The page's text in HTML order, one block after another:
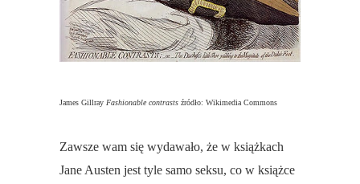
James Gillray Fashionable contrasts źródło: Wikimedia Commons
Zawsze wam się wydawało, że w książkach
Jane Austen jest tyle samo seksu, co w książce